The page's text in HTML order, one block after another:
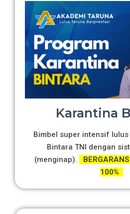
Karantina
Bimbel super intensif
Bintara TNI dengan
(menginap).
100%